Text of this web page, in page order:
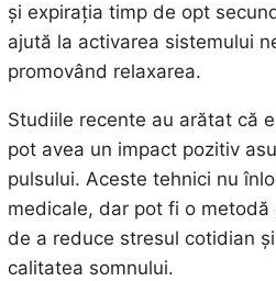
și expirația timp de opt
ajută la activarea sistemului
promovând relaxarea.
Studiile recente au arătat că
pot avea un impact pozitiv
pulsului. Aceste tehnici nu
medicale, dar pot fi o
de a reduce stresul cotidian
calitatea somnului.